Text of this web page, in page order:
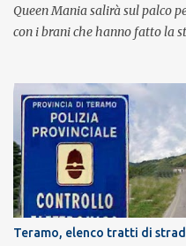
Queen Mania salirà sul palco
con i brani che hanno fatto la
con grande successo la
spettacolo si inserisce
Sant'Alfonso, il santo patrono
composta da Simone Fortuna
Palermo al basso e voce,
Salvo Vinci alla voce. Salvo
Brian May e Roger Taylor per
Teramo, elenco tratti di